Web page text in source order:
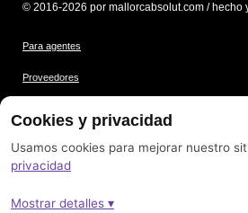
© 2016-2026 por mallorcabsolut.com / hecho
Para agentes
Proveedores
Créditos de las imágenes
Pie de imprenta
Cookies y privacidad
Usamos cookies para mejorar nuestro
privacidad
Mostrar detalles ▾